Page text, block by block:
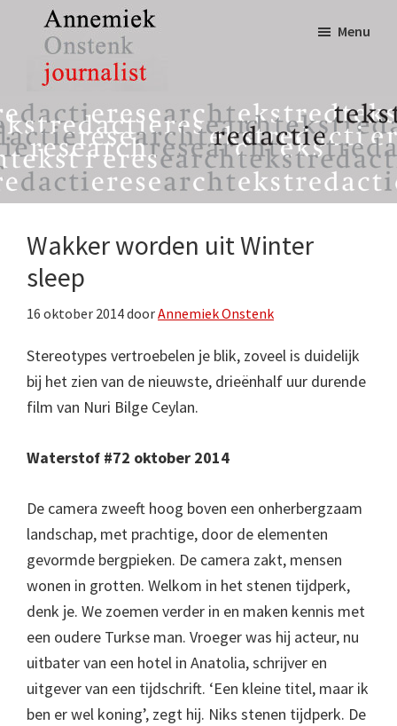
inhoud
eerste
sidebar
Annemiek
Onstenk
Journalist
tekst,
redactie
&
research
Menu
Wakker worden uit Winter
sleep
16 oktober 2014doorAnnemiek Onstenk
Stereotypes vertroebelen je blik, zoveel is duidelijk
bij het zien van de nieuwste, drieënhalf uur durende
film van Nuri Bilge Ceylan.
Waterstof #72 oktober 2014
De camera zweeft hoog boven een onherbergzaam
landschap, met prachtige, door de elementen
gevormde bergpieken. De camera zakt, mensen
wonen in grotten. Welkom in het stenen tijdperk,
denk je. We zoemen verder in en maken kennis met
een oudere Turkse man. Vroeger was hij acteur, nu
uitbater van een hotel in Anatolia, schrijver en
uitgever van een tijdschrift. ‘Een kleine titel, maar ik
ben er wel koning’, zegt hij. Niks stenen tijdperk. De